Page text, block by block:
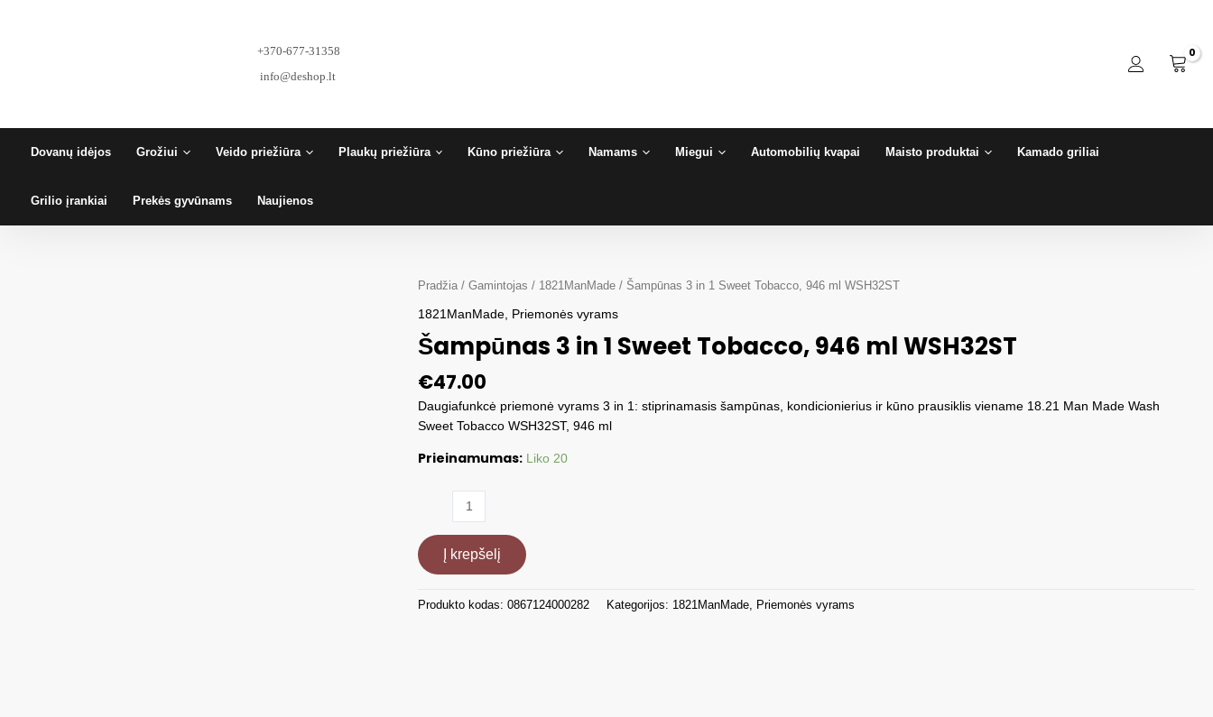
+370-677-31358
info@deshop.lt
Dovanų idėjos Grožiui Veido priežiūra Plaukų priežiūra Kūno priežiūra Namams Miegui Automobilių kvapai Maisto produktai Kamado griliai
Grilio įrankiai Prekės gyvūnams Naujienos
Pradžia /Gamintojas / 1821ManMade / Šampūnas 3 in 1 Sweet Tobacco, 946 ml WSH32ST
1821ManMade Priemonės vyrams
Šampūnas 3 in 1 Sweet Tobacco, 946 ml WSH32ST
€47.00
Daugiafunkcė priemonė vyrams 3 in 1: stiprinamasis šampūnas, kondicionierius ir kūno prausiklis viename 18.21 Man Made Wash
Sweet Tobacco WSH32ST, 946 ml
Prieinamumas: Liko 20
produkto
Šampūnas
3
1
Į krepšelį
Produkto kodas:0867124000282 Kategorijos: 1821ManMade, Priemonės vyrams